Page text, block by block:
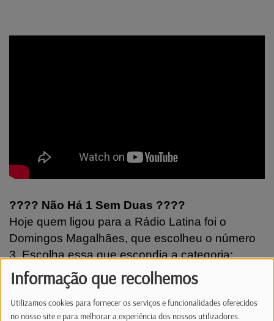
Informação que recolhemos
Utilizamos cookies para fornecer os serviços e funcionalidades oferecidos
no nosso site e para melhorar a experiência dos nossos utilizadores.
???? Não Há 1 Sem Duas ????
Hoje quem ligou para a Rádio Latina foi o
Domingos Magalhães, que escolheu o número
3. Escolha essa que escondia a categoria:
"Artistas com concerto marcado no Luxemburgo
em 2026 - Robbie Williams" As músicas
escolhidas foram: